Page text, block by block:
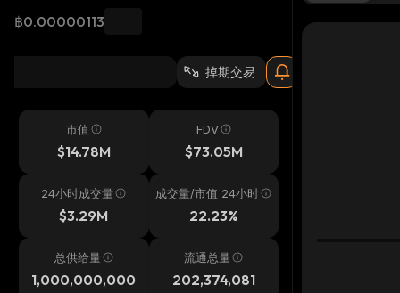
฿0.00000113
掉期交易
市值
$14.78M
FDV
$73.05M
24小时成交量
$3.29M
成交量/市值 24小时
22.23%
总供给量
1,000,000,000
流通总量
202,374,081